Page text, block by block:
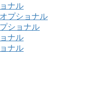
ナル
プショナル
ショナル
ナル
ナル